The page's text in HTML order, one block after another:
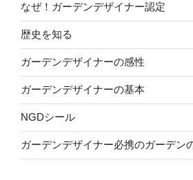
なぜ！ガーデンデザイナー認定
歴史を知る
ガーデンデザイナーの感性
ガーデンデザイナーの基本
NGDシール
ガーデンデザイナー必携のガーデン